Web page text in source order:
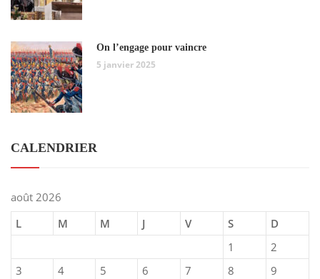
On l’engage pour vaincre
5 janvier 2025
CALENDRIER
août 2026
L
M M J V S
D
1
2
3
4 5 6 7 8
9